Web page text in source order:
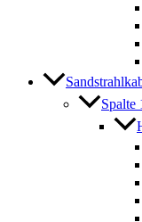
Spalte